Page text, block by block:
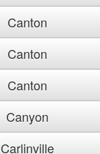
Canton
Canton
Canton
Canyon
Carlinville